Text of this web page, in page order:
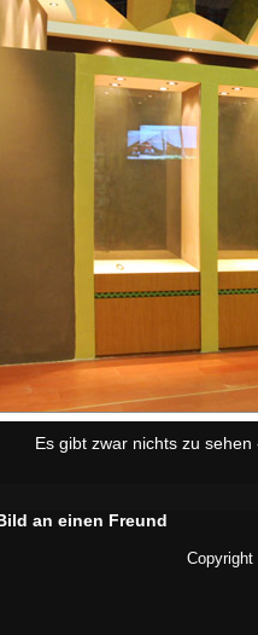
Es gibt zwar nichts zu
an einen Freund